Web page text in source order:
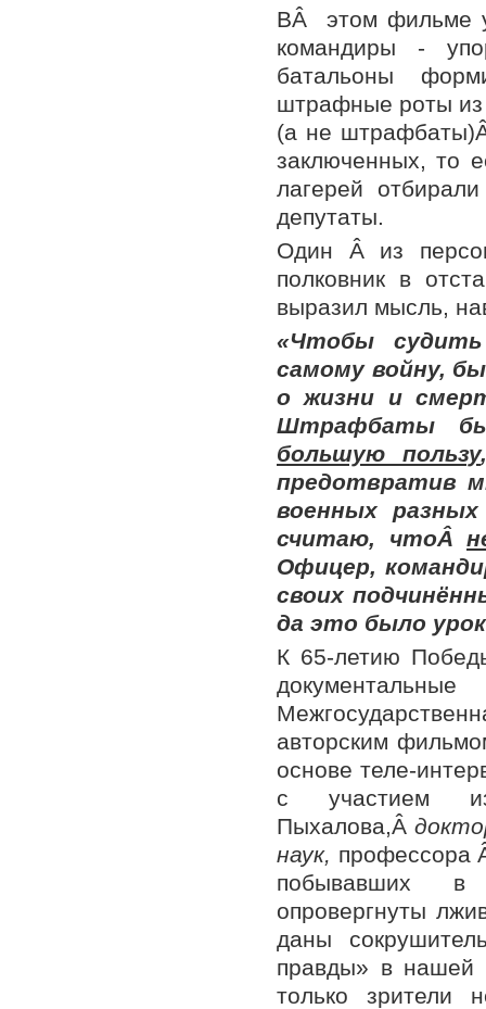
ВÂ этом фильме
командиры -
батальоны
штрафные роты
(а не
заключенных, то
лагерей
депутаты.
Один Â из
полковник в
выразил мысль,
«Чтобы
самому войну,
о жизни и
Штрафбаты
большую пользу
предотвратив
военных
считаю, чтоÂ
Офицер,
своих
да это было
К 65-летию
авторским
основе теле-
с участием
Пыхалова,Â
наук, профессора
побывавших в
опровергнуты
даны
правды» в нашей
только зрители